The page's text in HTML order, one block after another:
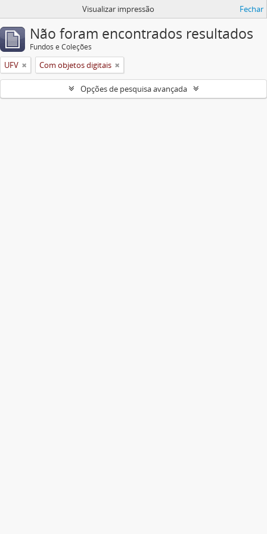
Visualizar impressão Fechar
Não foram encontrados resultados
Fundos e Coleções
UFV Com objetos digitais
Opções de pesquisa avançada